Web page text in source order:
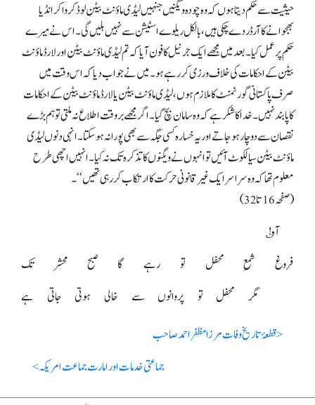
حیثیت سے حکم دیتا ہوں کہ وہ چودہ ویگنیں جنہیں لیڈی ماؤنٹ بیٹن لوڈ کروا کر انڈیا
بھجوانے کا آرڈر دے چکی ہیں، بالکل ریلوے اسٹیشن سے نہیں ہلیں گی۔ اس نے میرے
حکم پر عمل کیا۔ بعد میں مجھے ایک جرنیل کا فون آیا کہ تم لیڈی ماؤنٹ بیٹن اور لارڈ ماؤنٹ
بیٹن کے احکامات کی خلاف ورزی کر رہے ہو۔ میں نے جواب دیا کہ اس وقت میں
صرف پاکستانی گورنمنٹ کا ملازم ہوں، لیڈی ماؤنٹ بیٹن یا لارڈ ماؤنٹ بیٹن کے احکامات
کا پابندنہیں۔ خدا کا شکر ہے کہ وہ سامان بچ گیا۔ اگر مجھے بروقت اطلاع نہ ملتی تو ہم بڑے
نقصان سے دو چار ہو جاتے اور یہ خسارہ کسی جگہ سے بھی پورا نہ ہو سکتا۔ انہی دنوں لیڈی
ماؤنٹ بیٹن سیالکوٹ آئیں تو انہوں نے ویگنوں کا تذکرہ تک نہ کیا۔ انہیں اچھی طرح
معلوم تھا کہ وہ سراسر ایک غیر قانونی حرکت کا ارتکاب کر رہی تھیں‘‘۔
(صفحہ16تا32)
آہ! ؎
فروغ شمعِ محفل تو رہے گا صبح محشر تک
مگر محفل تو پروانوں سے خالی ہوتی جاتی ہے
< قطعۂ تاریخ وفات مرزا مظفر احمد صاحب
جماعتی خدمات اور امارت جماعت امریکہ >